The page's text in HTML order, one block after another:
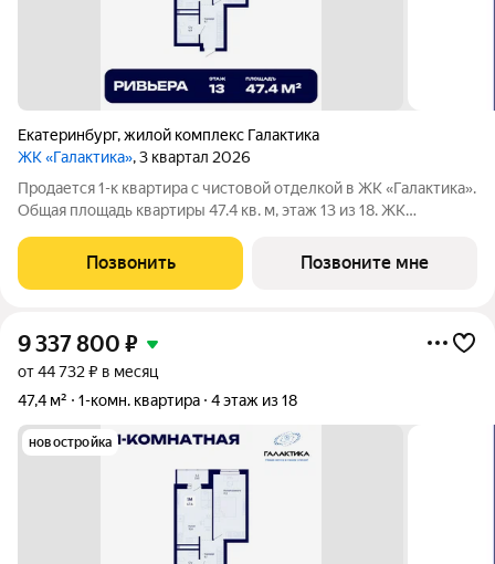
Екатеринбург,жилой комплекс Галактика
ЖК «Галактика», 3 квартал 2026
Продается 1-к квартира с чистовой отделкой в ЖК «Галактика».
Общая площадь квартиры 47.4 кв. м, этаж 13 из 18. ЖК
«Космос» на проспекте Космонавтов. Это формат для тех, кто
любит городскую
Позвонить Позвоните мне
9 337 800 ₽
от 44 732 ₽ в месяц
47,4 м²
1-комн. квартира 4 этаж из 18
новостройка